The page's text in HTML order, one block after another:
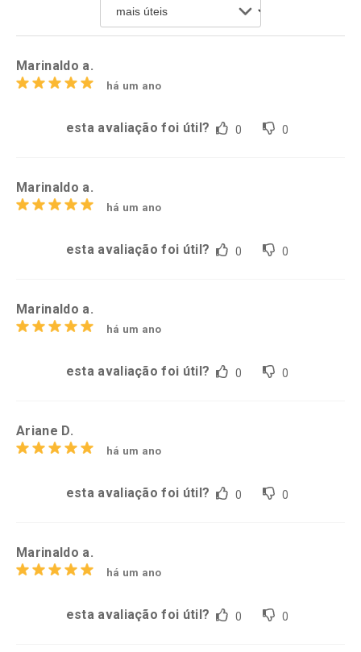
Comprar sem Desconto
Por R$ 64,79/cada
Comprar sem Desconto
Por R$ 52,64/cada
Marinaldo a.
há um ano
esta avaliação foi útil? 0 0
Marinaldo a.
há um ano
esta avaliação foi útil? 0 0
Marinaldo a.
há um ano
esta avaliação foi útil? 0 0
Ariane D.
há um ano
esta avaliação foi útil? 0 0
Marinaldo a.
há um ano
esta avaliação foi útil? 0 0